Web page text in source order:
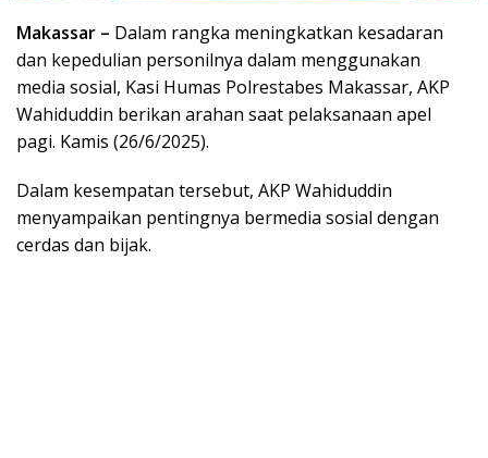
Makassar – Dalam rangka meningkatkan kesadaran
dan kepedulian personilnya dalam menggunakan
media sosial, Kasi Humas Polrestabes Makassar, AKP
Wahiduddin berikan arahan saat pelaksanaan apel
pagi. Kamis (26/6/2025).
Dalam kesempatan tersebut, AKP Wahiduddin
menyampaikan pentingnya bermedia sosial dengan
cerdas dan bijak.